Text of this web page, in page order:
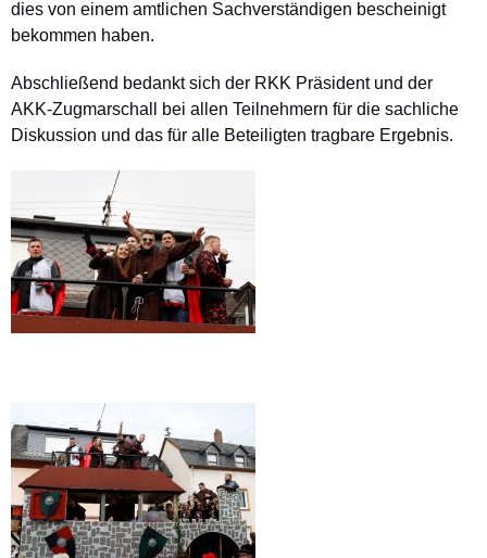
dies von einem amtlichen Sachverständigen bescheinigt
bekommen haben.
Abschließend bedankt sich der RKK Präsident und der
AKK-Zugmarschall bei allen Teilnehmern für die sachliche
Diskussion und das für alle Beteiligten tragbare Ergebnis.